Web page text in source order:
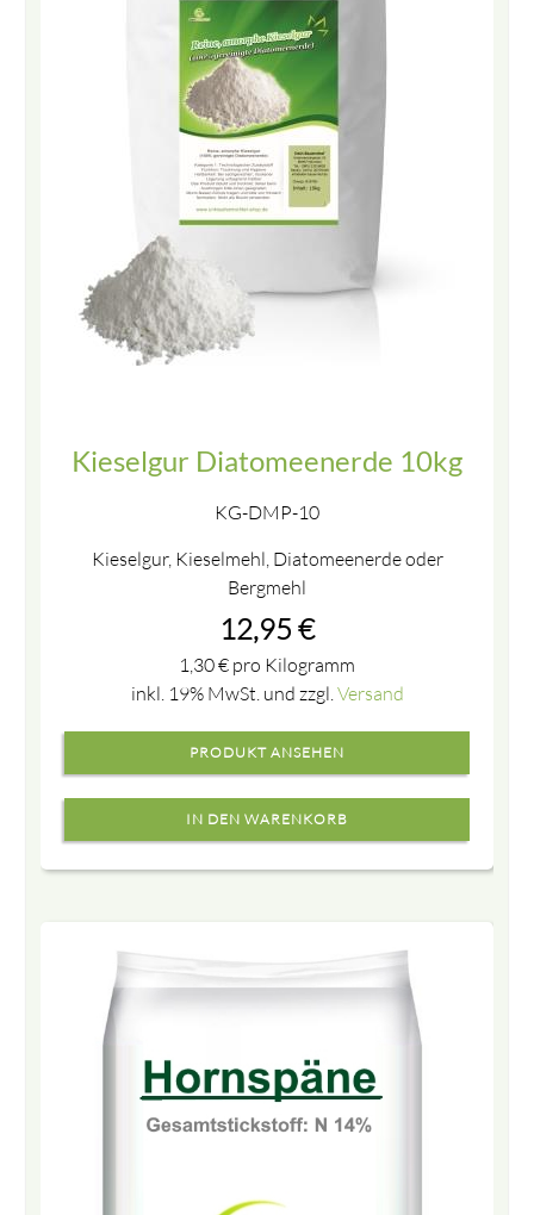
Kieselgur Diatomeenerde 10kg
KG-DMP-10
Kieselgur, Kieselmehl, Diatomeenerde oder
Bergmehl
12,95 €
1,30€ pro Kilogramm
inkl. 19% MwSt. und zzgl.Versand
PRODUKT ANSEHEN